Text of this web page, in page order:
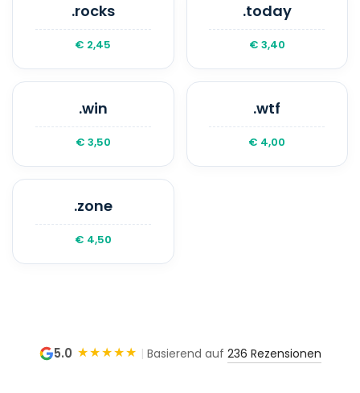
.rocks
€ 2,45
.today
€ 3,40
.win
€ 3,50
.wtf
€ 4,00
.zone
€ 4,50
5.0 ★★★★★ | Basierend auf 236 Rezensionen